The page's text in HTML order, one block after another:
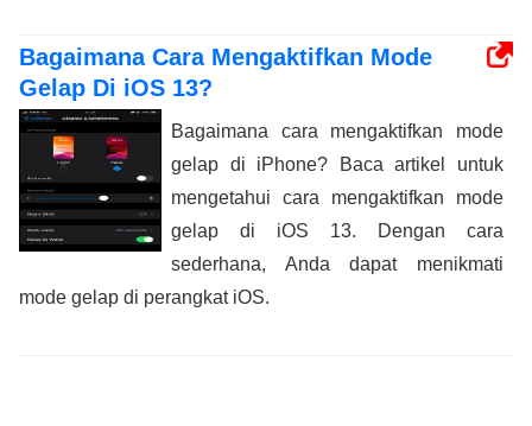
Bagaimana Cara Mengaktifkan Mode
Gelap Di iOS 13?
Bagaimana cara mengaktifkan mode
gelap di iPhone? Baca artikel untuk
mengetahui cara mengaktifkan mode
gelap di iOS 13. Dengan cara
sederhana, Anda dapat menikmati
mode gelap di perangkat iOS.